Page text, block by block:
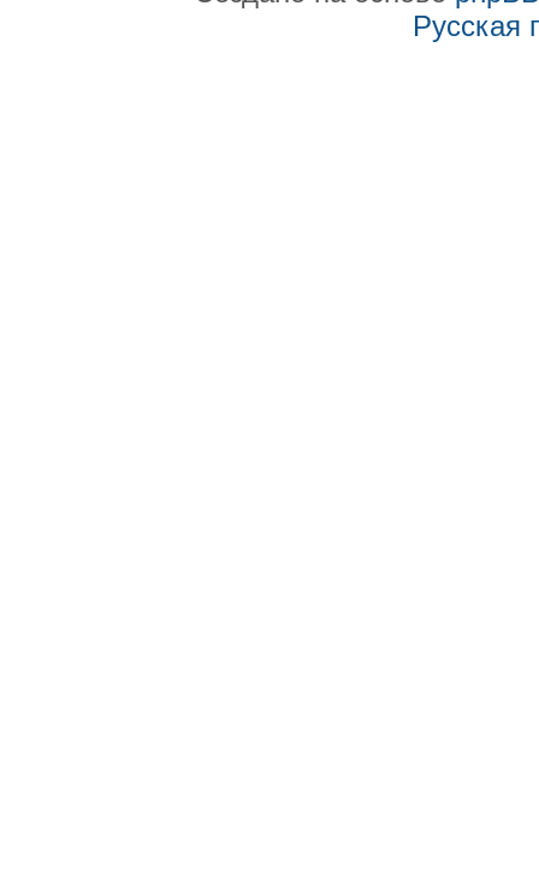
Русская